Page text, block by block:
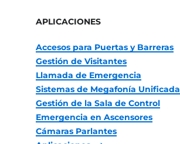
APLICACIONES
Accesos para Puertas y Barreras
Gestión de Visitantes
Llamada de Emergencia
Sistemas de Megafonía Unificada
Gestión de la Sala de Control
Emergencia en Ascensores
Cámaras Parlantes